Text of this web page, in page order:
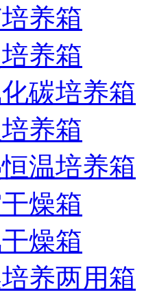
养箱
养箱
碳培养箱
养箱
温培养箱
燥箱
燥箱
养两用箱